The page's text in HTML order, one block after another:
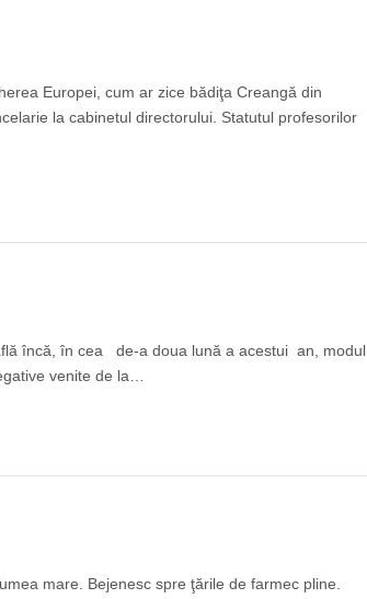
Europei, cum ar zice bădiţa Creangă din
la cabinetul directorului. Statutul profesorilor
încă, în cea de-a doua lună a acestui an, modul
venite de la…
mare. Bejenesc spre ţările de farmec pline.